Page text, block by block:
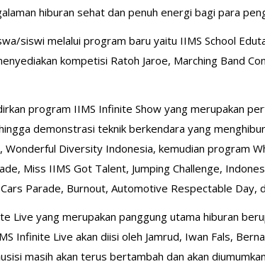
hiburan sehat dan penuh energi bagi para
siswi melalui program baru yaitu IIMS School
kompetisi Ratoh Jaroe, Marching Band
program IIMS Infinite Show yang merupakan
demonstrasi teknik berkendara yang
Diversity Indonesia, kemudian program
Miss IIMS Got Talent, Jumping Challenge,
Parade, Burnout, Automotive Respectable Day,
Live yang merupakan panggung utama hiburan
Infinite Live akan diisi oleh Jamrud, Iwan Fals,
masih akan terus bertambah dan akan